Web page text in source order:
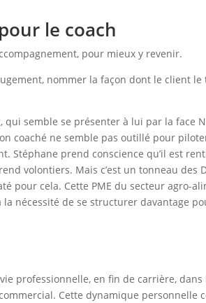
le coach
pour mieux y revenir.
nommer la façon dont le client
semble se présenter à lui par la face
coaché ne semble pas outillé pour
Stéphane prend conscience qu’il est
volontiers. Mais c’est un tonneau des
pour cela. Cette PME du secteur agro-
nécessité de se structurer davantage
professionnelle, en fin de carrière,
Cette dynamique personnelle